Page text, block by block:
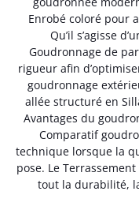
Enrobé coloré pour
Qu’il s’agisse
Goudronnage de
rigueur afin
goudronnage
allée structuré en
Avantages du
Comparatif
technique lorsque la
pose. Le
tout la durabilité,